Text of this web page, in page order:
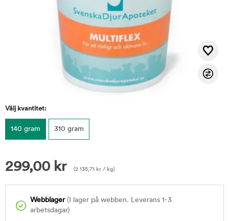
Välj kvantitet:
140 gram 310 gram
299,00 kr (2 135,71 kr / kg)
Webblager(I lager på webben. Leverans 1-3
arbetsdagar)